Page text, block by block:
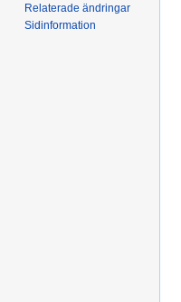
Relaterade ändringar
Sidinformation